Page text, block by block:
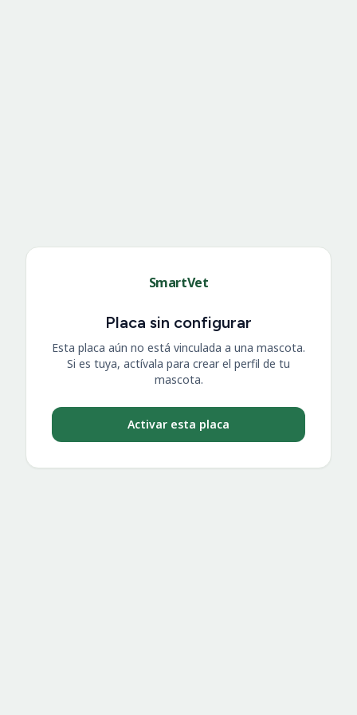
SmartVet
Placa sin configurar
Esta placa aún no está vinculada a una mascota.
Si es tuya, actívala para crear el perfil de tu
mascota.
Activar esta placa